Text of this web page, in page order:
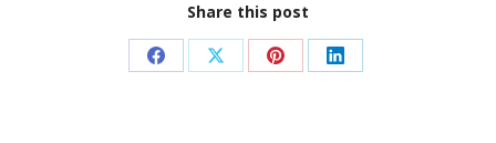
Share this post
Share
Facebook
Share
X
Share
Pinterest
Share
LinkedIn